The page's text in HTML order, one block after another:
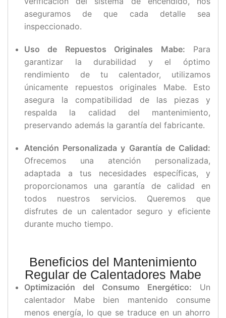
aseguramos de que cada detalle sea
inspeccionado.
Uso de Repuestos Originales Mabe: Para
garantizar la durabilidad y el óptimo
rendimiento de tu calentador, utilizamos
únicamente repuestos originales Mabe. Esto
asegura la compatibilidad de las piezas y
respalda la calidad del mantenimiento,
preservando además la garantía del fabricante.
Atención Personalizada y Garantía de Calidad:
Ofrecemos una atención personalizada,
adaptada a tus necesidades específicas, y
proporcionamos una garantía de calidad en
todos nuestros servicios. Queremos que
disfrutes de un calentador seguro y eficiente
durante mucho tiempo.
Beneficios del Mantenimiento
Regular de Calentadores Mabe
Optimización del Consumo Energético: Un
calentador Mabe bien mantenido consume
menos energía, lo que se traduce en un ahorro